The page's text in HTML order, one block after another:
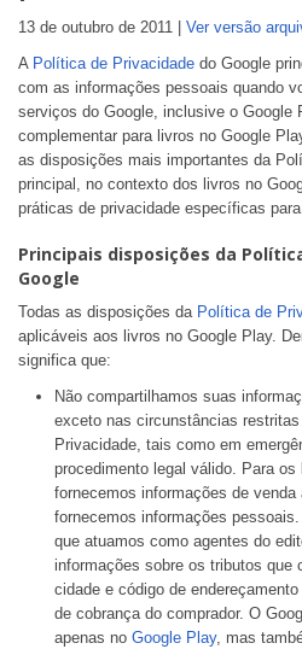
13 de outubro de 2011 | Ver versão
A Política de Privacidade do Google
com as informações pessoais quando
serviços do Google, inclusive o Google
complementar para livros no Google
as disposições mais importantes da
principal, no contexto dos livros no
práticas de privacidade específicas
Principais disposições da
Google
Todas as disposições da Política de
aplicáveis aos livros no Google Play.
significa que:
Não compartilhamos suas
exceto nas circunstâncias
Privacidade, tais como em
procedimento legal válido. Para os
fornecemos informações de
fornecemos informações
que atuamos como agentes do
informações sobre os tributos que
cidade e código de
de cobrança do comprador. O
apenas no Google Play, mas